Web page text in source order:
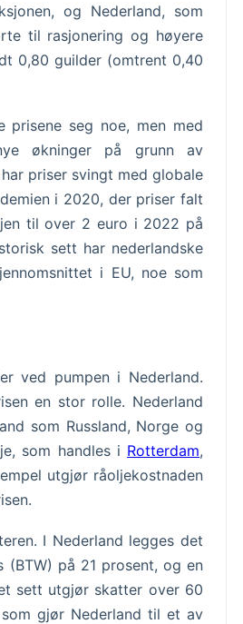
og Nederland, som
til rasjonering og høyere
0,80 guilder (omtrent 0,40
prisene seg noe, men med
økninger på grunn av
priser svingt med globale
i 2020, der priser falt
til over 2 euro i 2022 på
sett har nederlandske
i EU, noe som
ved pumpen i Nederland.
en stor rolle. Nederland
som Russland, Norge og
som handles i Rotterdam,
utgjør råoljekostnaden
I Nederland legges det
(BTW) på 21 prosent, og en
sett utgjør skatter over 60
gjør Nederland til et av